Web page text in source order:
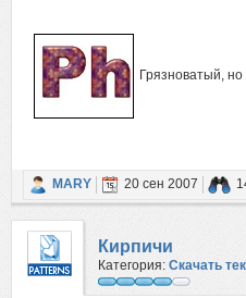
Грязноватый,
MARY 20 сен 2007
Кирпичи
Категория: Скачать